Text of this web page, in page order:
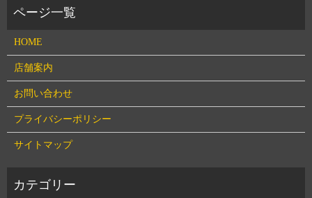
HOME
店舗案内
お問い合わせ
プライバシーポリシー
サイトマップ